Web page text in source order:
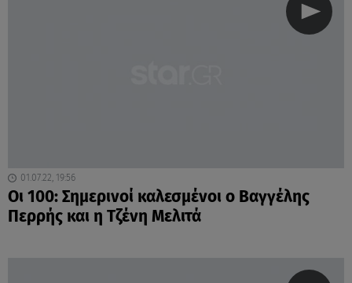
01.07.22, 19:56
Οι 100: Σημερινοί καλεσμένοι ο Βαγγέλης
Περρής και η Τζένη Μελιτά